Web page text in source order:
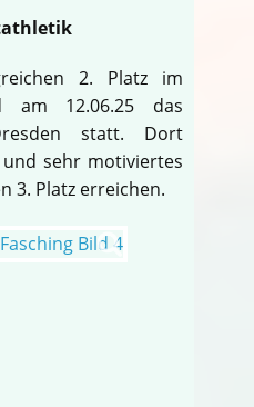
2. Platz im
am 12.06.25 das
statt. Dort
sehr motiviertes
3. Platz erreichen.